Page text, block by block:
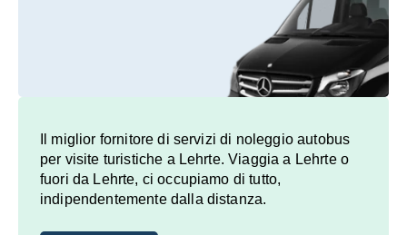
Il miglior fornitore di servizi di noleggio autobus
per visite turistiche a Lehrte. Viaggia a Lehrte o
fuori da Lehrte, ci occupiamo di tutto,
indipendentemente dalla distanza.